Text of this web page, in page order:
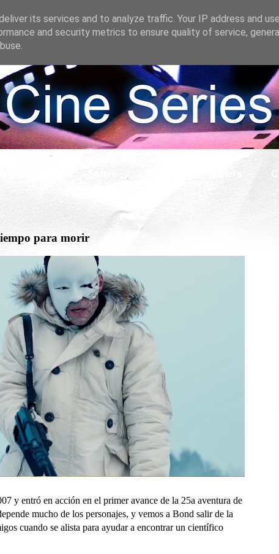
para morir
y entró en acción en el primer avance de la 25a aventura de
mucho de los personajes, y vemos a Bond salir de la
cuando se alista para ayudar a encontrar un científico
its services and to analyze traffic. Your IP address and
and security metrics to ensure quality of service,